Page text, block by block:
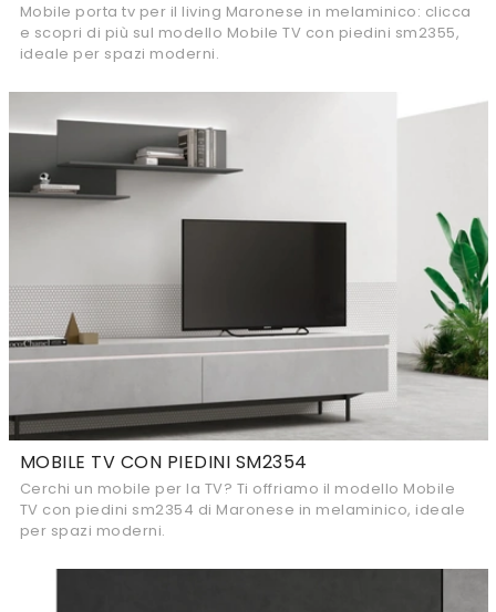
Mobile porta tv per il living Maronese in melaminico: clicca
e scopri di più sul modello Mobile TV con piedini sm2355,
ideale per spazi moderni.
MOBILE TV CON PIEDINI SM2354
Cerchi un mobile per la TV? Ti offriamo il modello Mobile
TV con piedini sm2354 di Maronese in melaminico, ideale
per spazi moderni.